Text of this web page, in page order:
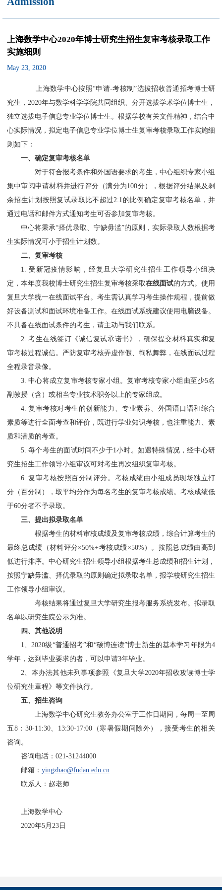
上海数学中心2020年博士研究生招生复审考核录取工作
实施细则
May 23, 2020
上海数学中心按照“申请-考核制”选拔招收普通招考博士研
究生，2020年与数学科学学院共同组织、分开选拔学术学位博士生，
独立选拔电子信息专业学位博士生。根据学校有关文件精神，结合中
心实际情况，拟定电子信息专业学位博士生复审考核录取工作实施细
则如下：
一、确定复审考核名单
对于符合报考条件和外国语要求的考生，中心组织专家小组
集中审阅申请材料并进行评分（满分为100分），根据评分结果及剩
余招生计划按照复试录取比不超过2:1的比例确定复审考核名单，并
通过电话和邮件方式通知考生可否参加复审考核。
中心将秉承“择优录取、宁缺毋滥”的原则，实际录取人数根据考
生实际情况可小于招生计划数。
二、复审考核
1. 受新冠疫情影响，经复旦大学研究生招生工作领导小组决
定，本年度我校博士研究生招生复审考核采取在线面试的方式。使用
复旦大学统一在线面试平台。考生需认真学习考生操作规程，提前做
好设备测试和面试环境准备工作。在线面试系统建议使用电脑设备。
不具备在线面试条件的考生，请主动与我们联系。
2. 考生在线签订《诚信复试承诺书》，确保提交材料真实和复
审考核过程诚信。严防复审考核弄虚作假、徇私舞弊，在线面试过程
全程录音录像。
3. 中心将成立复审考核专家小组。复审考核专家小组由至少5名
副教授（含）或相当专业技术职务以上的专家组成。
4. 复审考核对考生的创新能力、专业素养、外国语口语和综合
素质等进行全面考查和评价，既进行学业知识考核，也注重能力、素
质和潜质的考查。
5. 每个考生的面试时间不少于1小时。如遇特殊情况，经中心研
究生招生工作领导小组审议可对考生再次组织复审考核。
6. 复审考核按照百分制评分。考核成绩由小组成员现场独立打
分（百分制），取平均分作为每名考生的复审考核成绩。考核成绩低
于60分者不予录取。
三、提出拟录取名单
根据考生的材料审核成绩及复审考核成绩，综合计算考生的
最终总成绩（材料评分×50%+考核成绩×50%）。按照总成绩由高到
低进行排序。中心研究生招生领导小组根据考生总成绩和招生计划，
按照宁缺毋滥、择优录取的原则确定拟录取名单，报学校研究生招生
工作领导小组审议。
考核结果将通过复旦大学研究生报考服务系统发布。拟录取
名单以研究生院公示为准。
四、 其他说明
1、2020级“普通招考”和“硕博连读”博士新生的基本学习年限为4
学年，达到毕业要求的者，可以申请3年毕业。
2、本办法其他未列事项参照《复旦大学2020年招收攻读博士学
位研究生章程》等文件执行。
五、 招生咨询
上海数学中心研究生教务办公室于工作日期间，每周一至周
五8：30-11:30、13:30-17:00（寒暑假期间除外），接受考生的相关
咨询。
咨询电话：021-31244000
邮箱： yingzhao@fudan.edu.cn
联系人：赵老师
上海数学中心
2020年5月23日